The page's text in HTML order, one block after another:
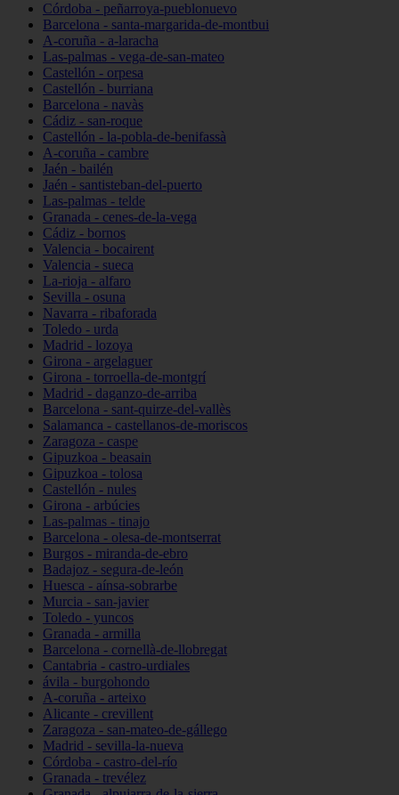
Córdoba - peñarroya-pueblonuevo
Barcelona - santa-margarida-de-montbui
A-coruña - a-laracha
Las-palmas - vega-de-san-mateo
Castellón - orpesa
Castellón - burriana
Barcelona - navàs
Cádiz - san-roque
Castellón - la-pobla-de-benifassà
A-coruña - cambre
Jaén - bailén
Jaén - santisteban-del-puerto
Las-palmas - telde
Granada - cenes-de-la-vega
Cádiz - bornos
Valencia - bocairent
Valencia - sueca
La-rioja - alfaro
Sevilla - osuna
Navarra - ribaforada
Toledo - urda
Madrid - lozoya
Girona - argelaguer
Girona - torroella-de-montgrí
Madrid - daganzo-de-arriba
Barcelona - sant-quirze-del-vallès
Salamanca - castellanos-de-moriscos
Zaragoza - caspe
Gipuzkoa - beasain
Gipuzkoa - tolosa
Castellón - nules
Girona - arbúcies
Las-palmas - tinajo
Barcelona - olesa-de-montserrat
Burgos - miranda-de-ebro
Badajoz - segura-de-león
Huesca - aínsa-sobrarbe
Murcia - san-javier
Toledo - yuncos
Granada - armilla
Barcelona - cornellà-de-llobregat
Cantabria - castro-urdiales
ávila - burgohondo
A-coruña - arteixo
Alicante - crevillent
Zaragoza - san-mateo-de-gállego
Madrid - sevilla-la-nueva
Córdoba - castro-del-río
Granada - trevélez